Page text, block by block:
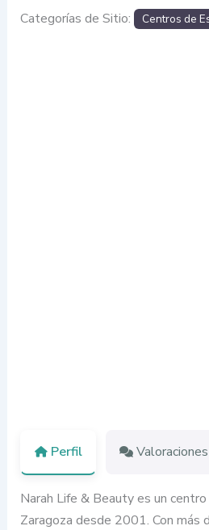
Categorías de Sitio: Centros de
Perfil Valoraciones
Narah Life & Beauty es un
Zaragoza desde 2001. Con más